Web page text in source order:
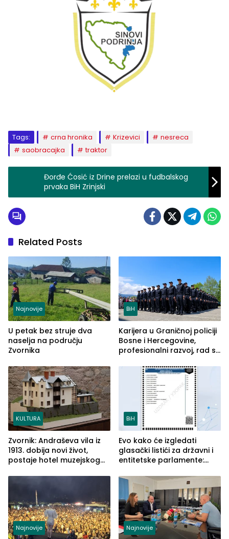
Tags: crna hronika Krizevici
nesreca
saobracajka
traktor
Đorđe Ćosić iz Drine prelazi u fudbalskog
prvaka BiH Zrinjski
Related Posts
Najnovije
U petak bez struje dva
naselja na području
Zvornika
BiH
Karijera u Graničnoj policiji
Bosne i Hercegovine,
profesionalni razvoj, rad sa
služba građanima
KULTURA
Zvornik: Andraševa vila iz
1913. dobija novi život,
postaje hotel muzejskog
BiH
Evo kako će izgledati
glasački listići za državni i
entitetske parlamente:
vidljive na njima
Najnovije Najnovije